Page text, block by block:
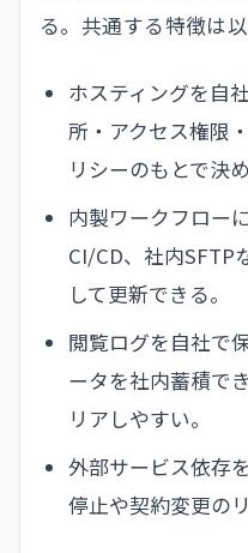
る。共通する特徴は以
ホスティングを自
所・アクセス権限
リシーのもとで決
内製ワークフロー
CI/CD、社内SFTP
して更新できる。
閲覧ログを自社で
ータを社内蓄積で
リアしやすい。
外部サービス依存
停止や契約変更の